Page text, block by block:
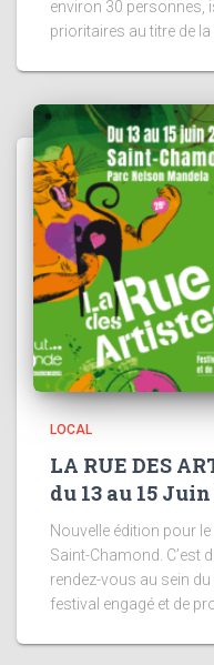
environ 30 personnes,
prioritaires au titre de
LOCAL
LA RUE DES
du 13 au 15
Nouvelle édition pour
Saint-Chamond. C’est
rendez-vous au sein
festival engagé et de